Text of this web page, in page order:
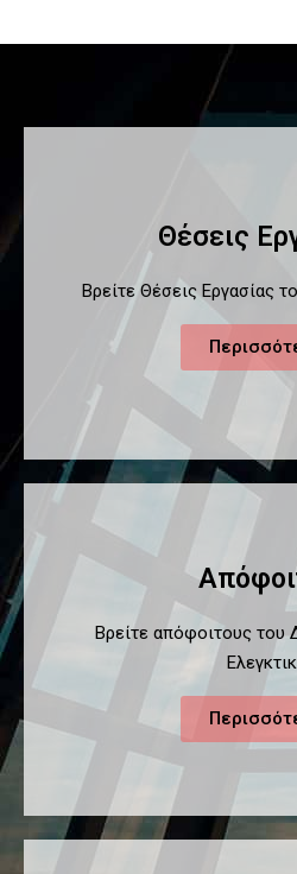
Θέσεις
Βρείτε Θέσεις Εργασίας
Βρείτε απόφοιτους